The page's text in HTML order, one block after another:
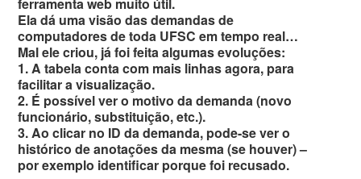
Ela dá uma visão das demandas de
computadores de toda UFSC em tempo real…
Mal ele criou, já foi feita algumas evoluções:
1. A tabela conta com mais linhas agora, para
facilitar a visualização.
2. É possível ver o motivo da demanda (novo
funcionário, substituição, etc.).
3. Ao clicar no ID da demanda, pode-se ver o
histórico de anotações da mesma (se houver) –
por exemplo identificar porque foi recusado.